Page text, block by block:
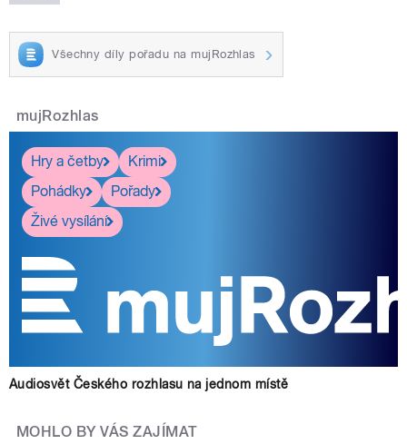
Všechny díly pořadu na mujRozhlas
mujRozhlas
Hry a četby
Krimi
Pohádky
Pořady
Živé vysílání
Audiosvět Českého rozhlasu na jednom místě
MOHLO BY VÁS ZAJÍMAT